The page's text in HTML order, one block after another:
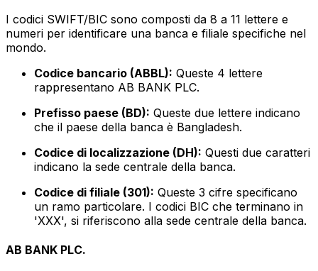
I codici SWIFT/BIC sono composti da 8 a 11 lettere e
numeri per identificare una banca e filiale specifiche nel
mondo.
Codice bancario (ABBL): Queste 4 lettere
rappresentano AB BANK PLC.
Prefisso paese (BD): Queste due lettere indicano
che il paese della banca è Bangladesh.
Codice di localizzazione (DH): Questi due caratteri
indicano la sede centrale della banca.
Codice di filiale (301): Queste 3 cifre specificano
un ramo particolare. I codici BIC che terminano in
'XXX', si riferiscono alla sede centrale della banca.
AB BANK PLC.